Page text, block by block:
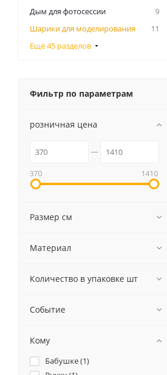
Дым для фотосессии
9
Шарики для моделирования
11
Ещё 45 разделов
Фильтр по параметрам
розничная цена
370 1410
Размер см
Материал
Количество в упаковке шт
Событие
Кому
Бабушке (1)